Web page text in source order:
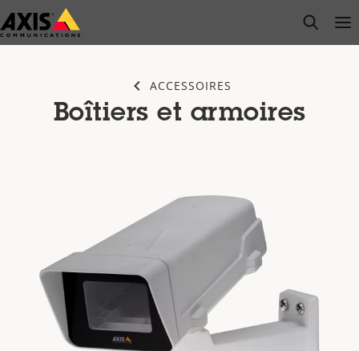
Passer
au
open
ACCESSOIRES
Boîtiers et armoires